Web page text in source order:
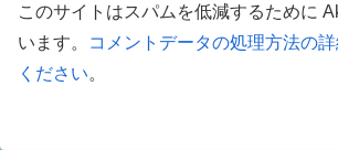
このサイトはスパムを低減するために
います。
コメントデータの処理方法の
ください。